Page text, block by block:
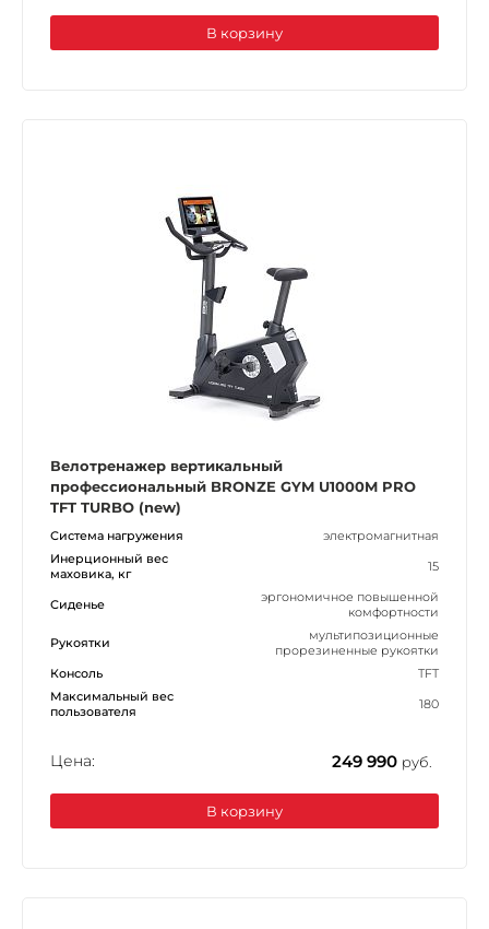
В корзину
Велотренажер вертикальный
профессиональный BRONZE GYM U1000M PRO
TFT TURBO (new)
Система нагружения
электромагнитная
Инерционный вес
маховика, кг
15
Сиденье
эргономичное повышенной
комфортности
Рукоятки
мультипозиционные
прорезиненные рукоятки
Консоль
TFT
Максимальный вес
пользователя
180
Цена: 249 990 руб.
В корзину